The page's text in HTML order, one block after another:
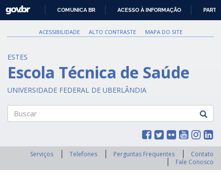
PARA
O
GOVBR
COMUNICA BR ACESSO À INFORMAÇÃO
ACESSIBILIDADE ALTO CONTRASTE MAPA DO SITE
ESTES
Escola Técnica de Saúde
UNIVERSIDADE FEDERAL DE UBERLÂNDIA
Serviços Telefones Perguntas Frequentes
Contato
Fale Conosco